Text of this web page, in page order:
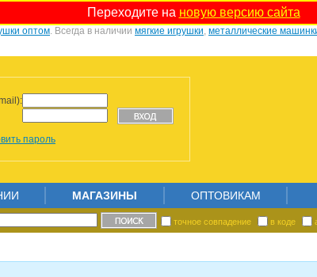
Переходите на новую версию сайта
оптом. Всегда в наличии мягкие игрушки, металлические
пароль
МАГАЗИНЫ ОПТОВИКАМ
точное совпадение в коде